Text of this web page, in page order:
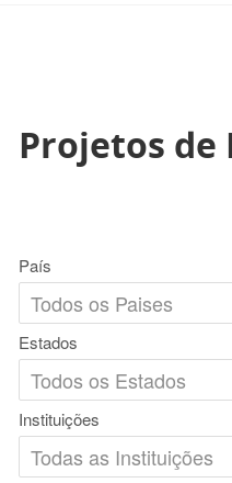
Projetos de
País
Estados
Instituições